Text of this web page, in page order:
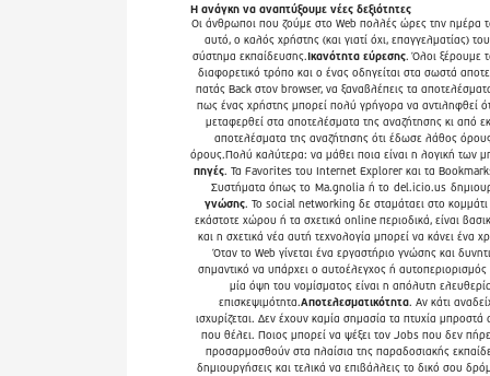
Η ανάγκη να αναπτύξουμε νέες δεξιότητες
Οι άνθρωποι που ζούμε στο Web πολλές ώρες την ημέρα
αυτό, ο καλός χρήστης (και γιατί όχι, επαγγελματίας)
σύστημα εκπαίδευσης.Ικανότητα εύρεσης. Όλοι ξέρουμε
διαφορετικό τρόπο και ο ένας οδηγείται στα σωστά
πατάς Back στον browser, να ξαναβλέπεις τα
πως ένας χρήστης μπορεί πολύ γρήγορα να αντιληφθεί
μεταφερθεί στα αποτελέσματα της αναζήτησης κι από
αποτελέσματα της αναζήτησης ότι έδωσε λάθος
όρους.Πολύ καλύτερα: να μάθει ποια είναι η λογική
πηγές. Τα Favorites του Internet Explorer και τα
Συστήματα όπως το Ma.gnolia ή το del.icio.us
γνώσης. Το social networking δε σταμάταει στο
εκάστοτε χώρου ή τα σχετικά online περιοδικά, είναι
και η σχετικά νέα αυτή τεχνολογία μπορεί να κάνει ένα
Όταν το Web γίνεται ένα εργαστήριο γνώσης και
σημαντικό να υπάρχει ο αυτοέλεγχος ή
μία όψη του νομίσματος είναι η απόλυτη
επισκεψιμότητα.Αποτελεσματικότητα. Αν κάτι
ισχυρίζεται. Δεν έχουν καμία σημασία τα πτυχία
που θέλει. Ποιος μπορεί να ψέξει τον Jobs που δεν
προσαρμοσθούν στα πλαίσια της παραδοσιακής
δημιουργήσεις και τελικά να επιβάλλεις το δικό σου